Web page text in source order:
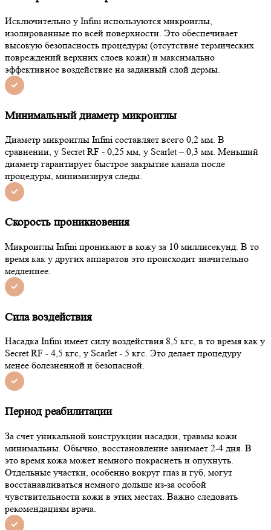
Исключительно у Infini используются микроиглы,
изолированные по всей поверхности. Это обеспечивает
высокую безопасность процедуры (отсутствие термических
повреждений верхних слоев кожи) и максимально
эффективное воздействие на заданный слой дермы.
Минимальный диаметр микроиглы
Диаметр микроиглы Infini составляет всего 0,2 мм. В
сравнении, у Secret RF - 0,25 мм, у Scarlet – 0,3 мм. Меньший
диаметр гарантирует быстрое закрытие канала после
процедуры, минимизируя следы.
Скорость проникновения
Микроиглы Infini проникают в кожу за 10 миллисекунд. В то
время как у других аппаратов это происходит значительно
медленнее.
Сила воздействия
Насадка Infini имеет силу воздействия 8,5 кгс, в то время как у
Secret RF - 4,5 кгс, у Scarlet - 5 кгс. Это делает процедуру
менее болезненной и безопасной.
Период реабилитации
За счет уникальной конструкции насадки, травмы кожи
минимальны. Обычно, восстановление занимает 2-4 дня. В
это время кожа может немного покраснеть и опухнуть.
Отдельные участки, особенно вокруг глаз и губ, могут
восстанавливаться немного дольше из-за особой
чувствительности кожи в этих местах. Важно следовать
рекомендациям врача.